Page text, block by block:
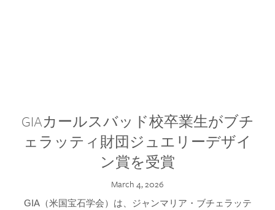
GIAカールスバッド校卒業生がブチ
ェラッティ財団ジュエリーデザイ
ン賞を受賞
March 4, 2026
GIA（米国宝石学会）は、ジャンマリア・ブチェラッテ